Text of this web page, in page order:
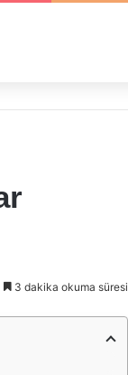
3 dakika okuma süresi